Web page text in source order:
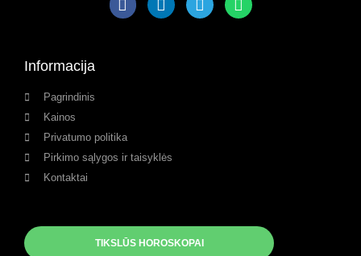
Informacija
Pagrindinis
Kainos
Privatumo politika
Pirkimo sąlygos ir taisyklės
Kontaktai
TIKSLŪS HOROSKOPAI